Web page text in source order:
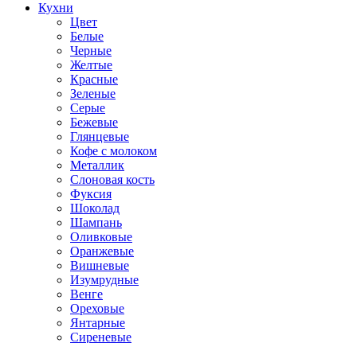
Кухни
Цвет
Белые
Черные
Желтые
Красные
Зеленые
Серые
Бежевые
Глянцевые
Кофе с молоком
Металлик
Слоновая кость
Фуксия
Шоколад
Шампань
Оливковые
Оранжевые
Вишневые
Изумрудные
Венге
Ореховые
Янтарные
Сиреневые